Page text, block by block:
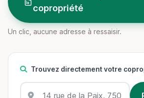
copropriété
Un clic, aucune adresse à ressaisir.
Trouvez directement votre